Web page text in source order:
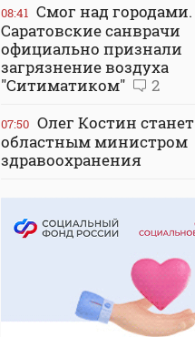
08:41 Смог над городами.
Саратовские санврачи
официально признали
загрязнение воздуха
"Ситиматиком"
2
07:50 Олег Костин станет
областным министром
здравоохранения